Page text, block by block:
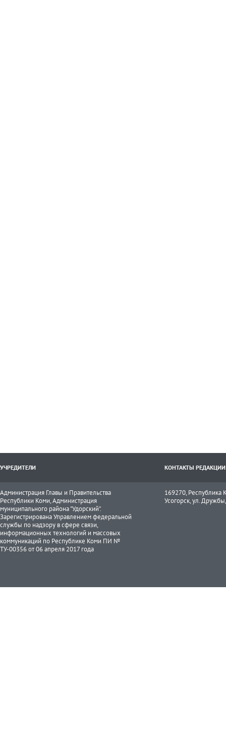
УЧРЕДИТЕЛИ КОНТАКТЫ РЕДАКЦИИ
Администрация Главы и Правительства
Республики Коми, Администрация
муниципального района "Удорский".
Зарегистрирована Управлением федеральной
службы по надзору в сфере связи,
информационных технологий и массовых
коммуникаций по Республике Коми ПИ №
ТУ-00356 от 06 апреля 2017 года
169270, Республика
Усогорск, ул.